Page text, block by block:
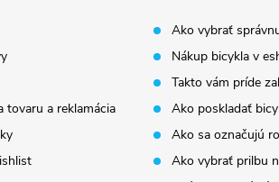
tovaru a reklamácia
Ako vybrať
Nákup bicykla v
Takto vám príde
Ako poskladať
Ako sa označujú
Ako vybrať prilbu